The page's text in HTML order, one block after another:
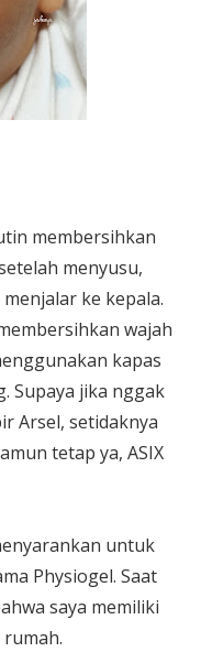
membersihkan
menyusu,
ke kepala.
wajah
kapas
Supaya jika nggak
Arsel, setidaknya
tetap ya, ASIX
untuk
Physiogel. Saat
saya memiliki